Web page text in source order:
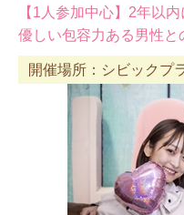
【1人参加中心】2年以
優しい包容力ある男性と
開催場所：シビック